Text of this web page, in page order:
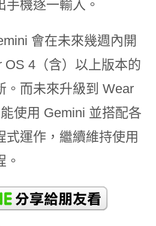
手機逐一輸入。
會在未來幾週內開
OS 4（含）以上版本的
。而未來升級到 Wear
使用 Gemini 並搭配各
式運作，繼續維持使用
。